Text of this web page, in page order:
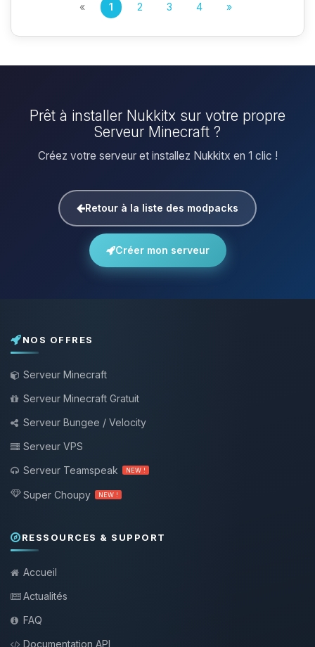
« 1 2 3 4 »
Prêt à installer Nukkitx sur votre propre
Serveur Minecraft ?
Créez votre serveur et installez Nukkitx en 1 clic !
Retour à la liste des modpacks
Créer mon serveur
NOS OFFRES
Serveur Minecraft
Serveur Minecraft Gratuit
Serveur Bungee / Velocity
Serveur VPS
Serveur Teamspeak
NEW !
Super Choupy NEW !
RESSOURCES & SUPPORT
Accueil
Actualités
FAQ
Documentation API